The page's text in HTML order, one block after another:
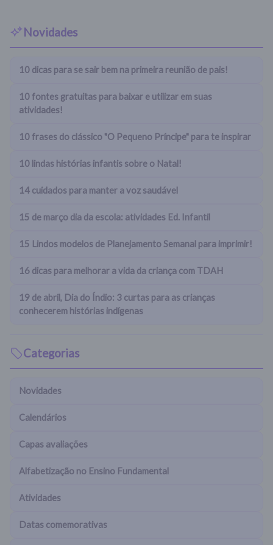
Novidades
10 dicas para se sair bem na primeira reunião de pais!
10 fontes gratuitas para baixar e utilizar em suas
atividades!
10 frases do clássico "O Pequeno Príncipe" para te inspirar
10 lindas histórias infantis sobre o Natal!
14 cuidados para manter a voz saudável
15 de março dia da escola: atividades Ed. Infantil
15 Lindos modelos de Planejamento Semanal para imprimir!
16 dicas para melhorar a vida da criança com TDAH
19 de abril, Dia do Índio: 3 curtas para as crianças
conhecerem histórias indígenas
Categorias
Novidades
Calendários
Capas avaliações
Alfabetização no Ensino Fundamental
Atividades
Datas comemorativas